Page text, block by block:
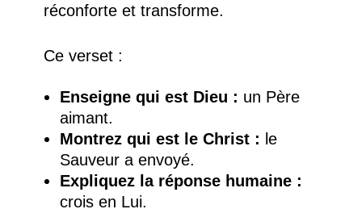
réconforte et transforme.
Ce verset :
Enseigne qui est Dieu : un Père
aimant.
Montrez qui est le Christ : le
Sauveur a envoyé.
Expliquez la réponse humaine :
crois en Lui.